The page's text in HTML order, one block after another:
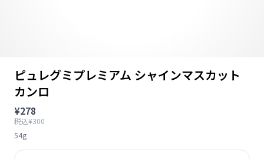
ピュレグミプレミアム シャインマスカット
カンロ
¥278
税込¥300
54g